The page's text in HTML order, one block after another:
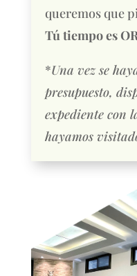
queremos que
Tú tiempo es
*Una vez se
presupuesto,
expediente con
hayamos